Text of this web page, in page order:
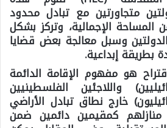
متجاورتين مع تبادل محدود
بنحو 2.5% من المساحة الإجمالية، وتركز بشكل
وسبل معالجة بعض قضايا
بطريقة إبداعية.
هو مفهوم الإقامة الدائمة
واللاجئين الفلسطينيين
خارج نطاق تبادل الأراضي
كمقيمين دائمين ضمن